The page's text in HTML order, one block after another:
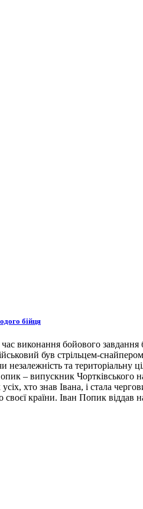
бійця
виконання бойового завдання
був стрільцем-
та
– випускник Чортківського
хто знав Івана, і стала
своєї країни. Іван Попик